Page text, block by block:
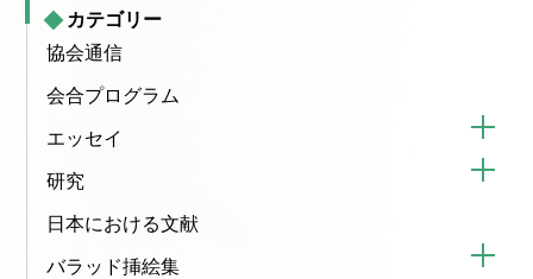
ン
カテゴリー
協会通信
会合プログラム
エッセイ
研究
日本における文献
バラッド挿絵集